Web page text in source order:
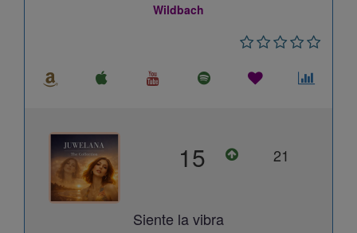
Wildbach
15 21
Siente la vibra